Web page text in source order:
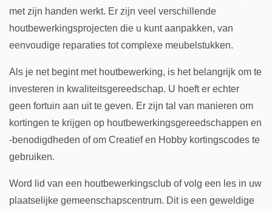
met zijn handen werkt. Er zijn veel verschillende
houtbewerkingsprojecten die u kunt aanpakken, van
eenvoudige reparaties tot complexe meubelstukken.
Als je net begint met houtbewerking, is het belangrijk om te
investeren in kwaliteitsgereedschap. U hoeft er echter
geen fortuin aan uit te geven. Er zijn tal van manieren om
kortingen te krijgen op houtbewerkingsgereedschappen en
-benodigdheden of om Creatief en Hobby kortingscodes te
gebruiken.
Word lid van een houtbewerkingsclub of volg een les in uw
plaatselijke gemeenschapscentrum. Dit is een geweldige